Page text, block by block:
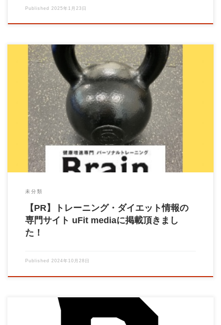
Published 2025年1月23日
◼︎トレーニング・ダイエット情報の専門サイト uFit mediaにて
「町田のおすすめ […]
未分類
【PR】トレーニング・ダイエット情報の
専門サイト uFit mediaに掲載頂きまし
た！
Published 2024年10月28日